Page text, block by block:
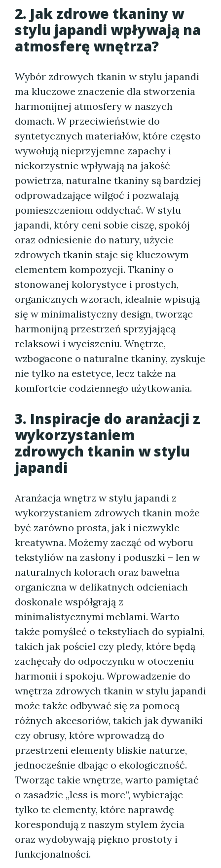
2. Jak zdrowe tkaniny w
stylu japandi wpływają na
atmosferę wnętrza?
Wybór zdrowych tkanin w stylu japandi
ma kluczowe znaczenie dla stworzenia
harmonijnej atmosfery w naszych
domach. W przeciwieństwie do
syntetycznych materiałów, które często
wywołują nieprzyjemne zapachy i
niekorzystnie wpływają na jakość
powietrza, naturalne tkaniny są bardziej
odprowadzające wilgoć i pozwalają
pomieszczeniom oddychać. W stylu
japandi, który ceni sobie ciszę, spokój
oraz odniesienie do natury, użycie
zdrowych tkanin staje się kluczowym
elementem kompozycji. Tkaniny o
stonowanej kolorystyce i prostych,
organicznych wzorach, idealnie wpisują
się w minimalistyczny design, tworząc
harmonijną przestrzeń sprzyjającą
relaksowi i wyciszeniu. Wnętrze,
wzbogacone o naturalne tkaniny, zyskuje
nie tylko na estetyce, lecz także na
komfortcie codziennego użytkowania.
3. Inspiracje do aranżacji z
wykorzystaniem
zdrowych tkanin w stylu
japandi
Aranżacja wnętrz w stylu japandi z
wykorzystaniem zdrowych tkanin może
być zarówno prosta, jak i niezwykle
kreatywna. Możemy zacząć od wyboru
tekstyliów na zasłony i poduszki – len w
naturalnych kolorach oraz bawełna
organiczna w delikatnych odcieniach
doskonale współgrają z
minimalistycznymi meblami. Warto
także pomyśleć o tekstyliach do sypialni,
takich jak pościel czy pledy, które będą
zachęcały do odpoczynku w otoczeniu
harmonii i spokoju. Wprowadzenie do
wnętrza zdrowych tkanin w stylu japandi
może także odbywać się za pomocą
różnych akcesoriów, takich jak dywaniki
czy obrusy, które wprowadzą do
przestrzeni elementy bliskie naturze,
jednocześnie dbając o ekologiczność.
Tworząc takie wnętrze, warto pamiętać
o zasadzie „less is more”, wybierając
tylko te elementy, które naprawdę
korespondują z naszym stylem życia
oraz wydobywają piękno prostoty i
funkcjonalności.